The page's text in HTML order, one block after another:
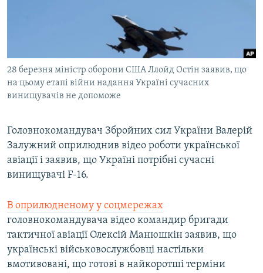
УКРАЇНСЬКА ПРОБЛЕМА КРИМУ
ІНФОГРАФІКА
ДОЛУЧАЙСЯ!
Усі сайти RFE/RL
28 березня міністр оборони США Ллойд Остін заявив, що
на цьому етапі війни надання Україні сучасних
винищувачів не допоможе
Головнокомандувач Збройних сил України Валерій
Залужний оприлюднив відео роботи української
авіації і заявив, що Україні потрібні сучасні
винищувачі F-16.
В оприлюдненому у соцмережах
головнокомандувача відео командир бригади
тактичної авіації Олексій Манюшкін заявив, що
українські військовослужбовці настільки
вмотивовані, що готові в найкоротші терміни